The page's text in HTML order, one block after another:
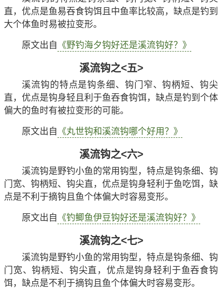
直，优点是鱼易吞食钩饵且中鱼率比较高，缺点是钓到
大个体鱼时易被拉变形。
原文出自 《野钓海夕钩好还是溪流钩好？》
溪流钩之<五>
溪流钩的特点是钩条细、钩门窄、钩柄短、钩尖
直，优点是钩身轻且利于鱼吞食钩饵，缺点是钓到个体
偏大的鱼时有被拉变形的可能。
原文出自 《丸世钩和溪流钩哪个好用？》
溪流钩之<六>
溪流钩是野钓小鱼的常用钩型，特点是钩条细、钩
门宽、钩柄短、钩尖直，优点是钩身轻利于鱼吃饵，缺
点是不利于摘钩且鱼个体偏大时容易变形。
原文出自 《钓鲫鱼伊豆钩好还是溪流钩好？》
溪流钩之<七>
溪流钩是野钓小鱼的常用钩型，特点是钩条细、钩
门宽、钩柄短、钩尖直，优点是钩身轻利于鱼吞食钩
饵，缺点是不利于摘钩且鱼个体偏大时容易变形。